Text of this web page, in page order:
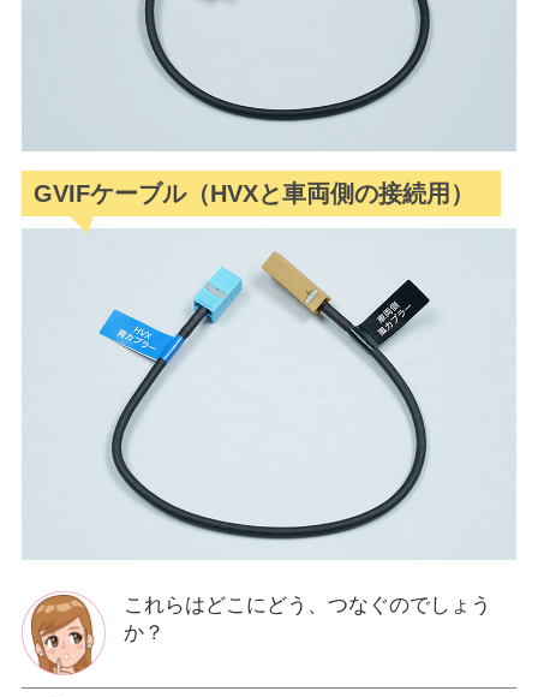
GVIFケーブル（HVXと車両側の接続用）
これらはどこにどう、つなぐのでしょう
か？